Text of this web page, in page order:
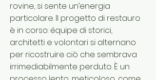
rovine, si sente un’energia
particolare. Il progetto di restauro
è in corso: équipe di storici,
architetti e volontari si alternano
per ricostruire ciò che sembrava
irrimediabilmente perduto. È un